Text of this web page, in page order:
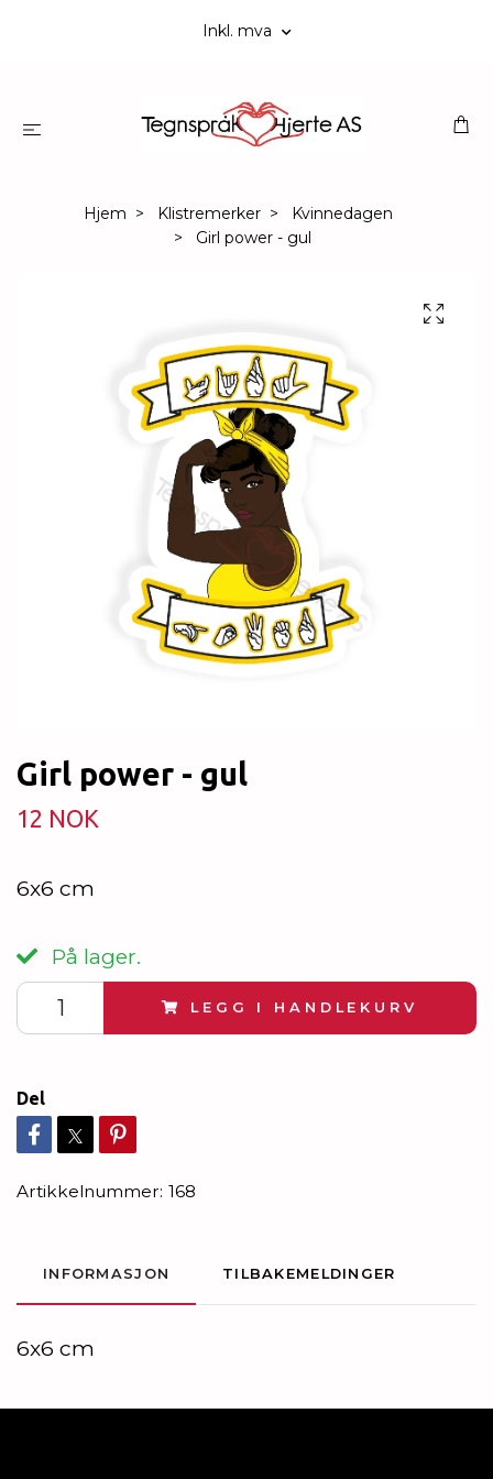
Inkl. mva
Hjem Klistremerker
Kvinnedagen
Girl power - gul
Girl power - gul
12 NOK
6x6 cm
På lager.
LEGG I HANDLEKURV
Del
Artikkelnummer: 168
INFORMASJON TILBAKEMELDINGER
6x6 cm